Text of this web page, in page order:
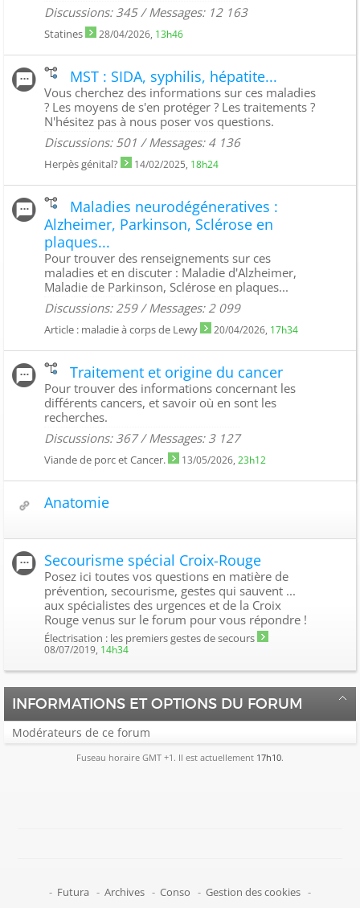
Discussions: 345 / Messages: 12 163
Statines 28/04/2026, 13h46
MST : SIDA, syphilis, hépatite...
Vous cherchez des informations sur ces maladies
? Les moyens de s'en protéger ? Les traitements ?
N'hésitez pas à nous poser vos questions.
Discussions: 501 / Messages: 4 136
Herpès génital? 14/02/2025, 18h24
Maladies neurodégéneratives :
Alzheimer, Parkinson, Sclérose en
plaques...
Pour trouver des renseignements sur ces
maladies et en discuter : Maladie d'Alzheimer,
Maladie de Parkinson, Sclérose en plaques...
Discussions: 259 / Messages: 2 099
Article : maladie à corps de Lewy 20/04/2026, 17h34
Traitement et origine du cancer
Pour trouver des informations concernant les
différents cancers, et savoir où en sont les
recherches.
Discussions: 367 / Messages: 3 127
Viande de porc et Cancer. 13/05/2026, 23h12
Anatomie
Secourisme spécial Croix-Rouge
Posez ici toutes vos questions en matière de
prévention, secourisme, gestes qui sauvent ...
aux spécialistes des urgences et de la Croix
Rouge venus sur le forum pour vous répondre !
Électrisation : les premiers gestes de secours
08/07/2019, 14h34
INFORMATIONS ET OPTIONS DU FORUM
Modérateurs de ce forum
Fuseau horaire GMT +1. Il est actuellement 17h10.
- Futura - Archives - Conso - Gestion des cookies -